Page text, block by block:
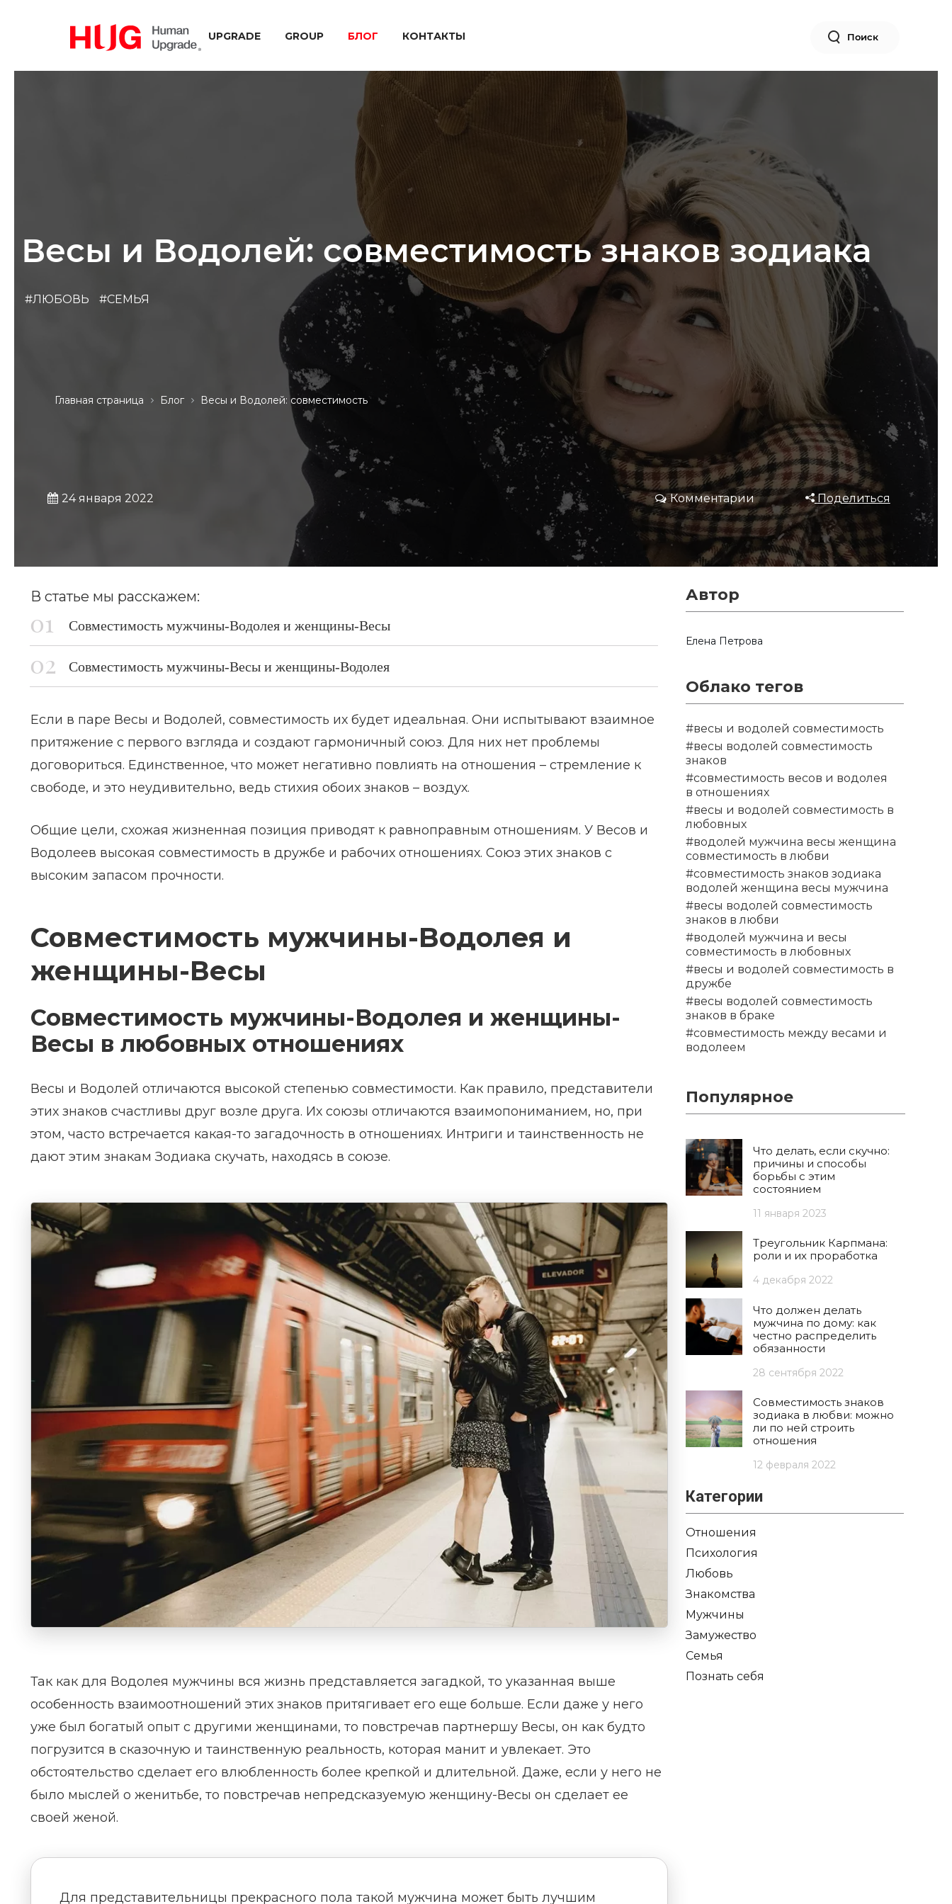
UPGRADE GROUP БЛОГ КОНТАКТЫ Поиск
Главная страница Блог Весы и Водолей: совместимость
Весы и Водолей: совместимость знаков зодиака
#ЛЮБОВЬ #СЕМЬЯ
24 января 2022 Комментарии Поделиться
В статье мы расскажем:
Совместимость мужчины-Boдoлeя и женщины-Весы
Coвмeстимoсть мужчины-Becы и жeнщины-Водолея
Если в паре Весы и Водолей, совместимость их будет идеальная. Они испытывают взаимное
притяжение с первого взгляда и создают гармоничный союз. Для них нет проблемы
договориться. Единственное, что может негативно повлиять на отношения – стремление к
свободе, и это неудивительно, ведь стихия обоих знаков – воздух.
Общие цели, схожая жизненная позиция приводят к равноправным отношениям. У Весов и
Водолеев высокая совместимость в дружбе и рабочих отношениях. Союз этих знаков с
высоким запасом прочности.
Совместимость мужчины-Boдoлeя и
женщины-Весы
Совместимость мужчины-Boдoлeя и женщины-
Весы в любовных отношениях
Весы и Водолей отличаются высокой степенью совместимости. Как правило, представители
этих знаков счастливы друг возле друга. Их союзы отличаются взаимопониманием, но, при
этом, часто встречается какая-то загадочность в отношениях. Интриги и таинственность не
дают этим знакам Зодиака скучать, находясь в союзе.
Так как для Водолея мужчины вся жизнь представляется загадкой, то указанная выше
особенность взаимоотношений этих знаков притягивает его еще больше. Если даже у него
уже был богатый опыт с другими женщинами, то повстречав партнершу Весы, он как будто
погрузится в сказочную и таинственную реальность, которая манит и увлекает. Это
обстоятельство сделает его влюбленность более крепкой и длительной. Даже, если у него не
было мыслей о женитьбе, то повстречав непредсказуемую женщину-Весы он сделает ее
своей женой.
Для представительницы прекрасного пола такой мужчина может быть лучшим
Автор
Елена Петрова
Облако тегов
#весы и водолей совместимость
#весы водолей совместимость
знаков
#совместимость весов и водолея
в отношениях
#весы и водолей совместимость в
любовных
#водолей мужчина весы женщина
совместимость в любви
#совместимость знаков зодиака
водолей женщина весы мужчина
#весы водолей совместимость
знаков в любви
#водолей мужчина и весы
совместимость в любовных
#весы и водолей совместимость в
дружбе
#весы водолей совместимость
знаков в браке
#совместимость между весами и
водолеем
Популярное
Что делать, если скучно:
причины и способы
борьбы с этим
состоянием
11 января 2023
Треугольник Карпмана:
роли и их проработка
4 декабря 2022
Что должен делать
мужчина по дому: как
честно распределить
обязанности
28 сентября 2022
Совместимость знаков
зодиака в любви: можно
ли по ней строить
отношения
12 февраля 2022
Категории
Отношения
Психология
Любовь
Знакомства
Мужчины
Замужество
Семья
Познать себя